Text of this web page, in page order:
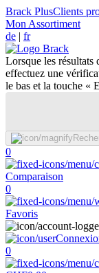
Brack PlusClients
Mon Assortiment
de | fr
Lorsque les résultats
effectuez une
le bas et la touche «
0
Comparaison
0
Favoris
0